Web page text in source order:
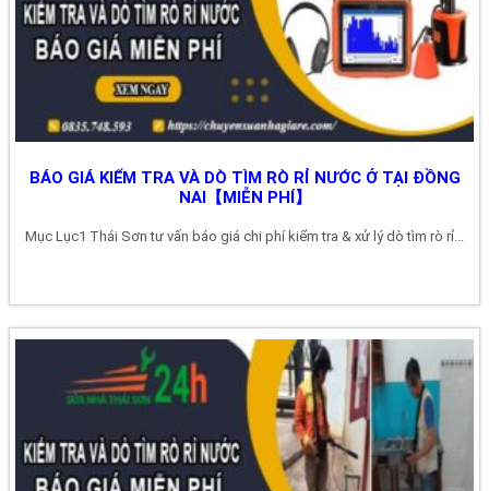
BÁO GIÁ KIỂM TRA VÀ DÒ TÌM RÒ RỈ NƯỚC Ở TẠI ĐỒNG
NAI【MIỄN PHÍ】
Mục Lục1 Thái Sơn tư vấn báo giá chi phí kiểm tra & xử lý dò tìm rò rỉ...